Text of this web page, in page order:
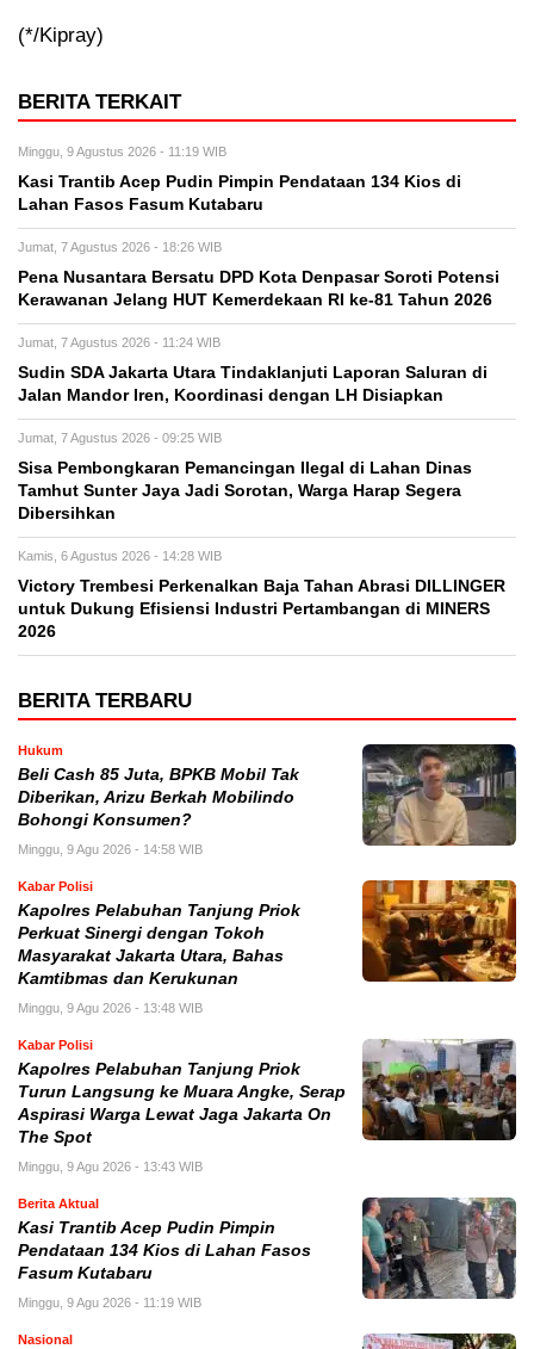
(*/Kipray)
BERITA TERKAIT
Minggu, 9 Agustus 2026 - 11:19 WIB
Kasi Trantib Acep Pudin Pimpin Pendataan 134 Kios di
Lahan Fasos Fasum Kutabaru
Jumat, 7 Agustus 2026 - 18:26 WIB
Pena Nusantara Bersatu DPD Kota Denpasar Soroti Potensi
Kerawanan Jelang HUT Kemerdekaan RI ke-81 Tahun 2026
Jumat, 7 Agustus 2026 - 11:24 WIB
Sudin SDA Jakarta Utara Tindaklanjuti Laporan Saluran di
Jalan Mandor Iren, Koordinasi dengan LH Disiapkan
Jumat, 7 Agustus 2026 - 09:25 WIB
Sisa Pembongkaran Pemancingan Ilegal di Lahan Dinas
Tamhut Sunter Jaya Jadi Sorotan, Warga Harap Segera
Dibersihkan
Kamis, 6 Agustus 2026 - 14:28 WIB
Victory Trembesi Perkenalkan Baja Tahan Abrasi DILLINGER
untuk Dukung Efisiensi Industri Pertambangan di MINERS
2026
BERITA TERBARU
Hukum
‎Beli Cash 85 Juta, BPKB Mobil Tak
Diberikan, Arizu Berkah Mobilindo
Bohongi Konsumen?
Minggu, 9 Agu 2026 - 14:58 WIB
Kabar Polisi
Kapolres Pelabuhan Tanjung Priok
Perkuat Sinergi dengan Tokoh
Masyarakat Jakarta Utara, Bahas
Kamtibmas dan Kerukunan
Minggu, 9 Agu 2026 - 13:48 WIB
Kabar Polisi
Kapolres Pelabuhan Tanjung Priok
Turun Langsung ke Muara Angke, Serap
Aspirasi Warga Lewat Jaga Jakarta On
The Spot
Minggu, 9 Agu 2026 - 13:43 WIB
Berita Aktual
Kasi Trantib Acep Pudin Pimpin
Pendataan 134 Kios di Lahan Fasos
Fasum Kutabaru
Minggu, 9 Agu 2026 - 11:19 WIB
Nasional